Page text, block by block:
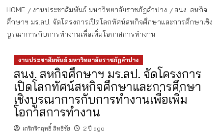
HOME งานประชาสัมพันธ์ มหาวิทยาลัยราชภัฏลำปาง
สนง. สหกิจ
ศึกษาฯ มร.ลป. จัดโครงการเปิดโลกทัศน์สหกิจศึกษาและการศึกษาเชิง
บูรณาการกับการทำงานเพื่อเพิ่มโอกาสการทำงาน
งานประชาสัมพันธ์ มหาวิทยาลัยราชภัฏลำปาง
สนง. สหกิจศึกษาฯ มร.ลป. จัดโครงการ
เปิดโลกทัศน์สหกิจศึกษาและการศึกษา
เชิงบูรณาการกับการทำงานเพื่อเพิ่ม
โอกาสการทำงาน
เกริกริกฤทธิ์ สิทธิชัย 2 ปี ago